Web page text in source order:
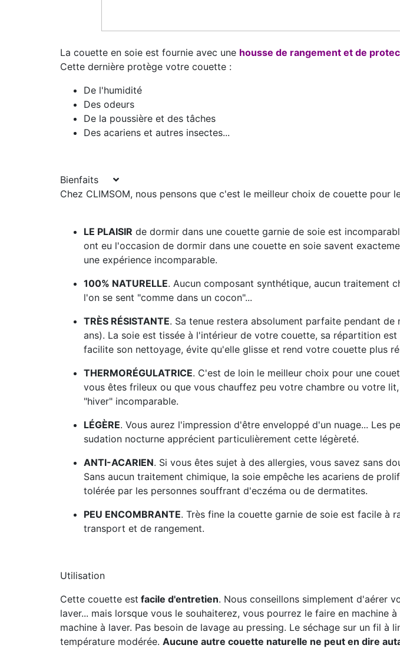
La couette en soie est fournie avec une housse de rangement et de
Cette dernière protège votre couette :
De l'humidité
Des odeurs
De la poussière et des tâches
Des acariens et autres insectes...
Bienfaits
Chez CLIMSOM, nous pensons que c'est le meilleur choix de couette pour
LE PLAISIR de dormir dans une couette garnie de soie est
ont eu l'occasion de dormir dans une couette en soie savent
une expérience incomparable.
100% NATURELLE. Aucun composant synthétique, aucun traitement
l'on se sent "comme dans un cocon"...
TRÈS RÉSISTANTE. Sa tenue restera absolument parfaite pendant
ans). La soie est tissée à l'intérieur de votre couette, sa répartition
facilite son nettoyage, évite qu'elle glisse et rend votre couette plus
THERMORÉGULATRICE. C'est de loin le meilleur choix pour une
vous êtes frileux ou que vous chauffez peu votre chambre ou votre
"hiver" incomparable.
LÉGÈRE. Vous aurez l'impression d'être enveloppé d'un nuage... Les
sudation nocturne apprécient particulièrement cette légèreté.
ANTI-ACARIEN. Si vous êtes sujet à des allergies, vous savez sans
Sans aucun traitement chimique, la soie empêche les acariens de
tolérée par les personnes souffrant d'eczéma ou de dermatites.
PEU ENCOMBRANTE. Très fine la couette garnie de soie est facile à
transport et de rangement.
Utilisation
Cette couette est facile d'entretien. Nous conseillons simplement d'aérer
laver... mais lorsque vous le souhaiterez, vous pourrez le faire en
machine à laver. Pas besoin de lavage au pressing. Le séchage sur un fil
température modérée. Aucune autre couette naturelle ne peut en dire